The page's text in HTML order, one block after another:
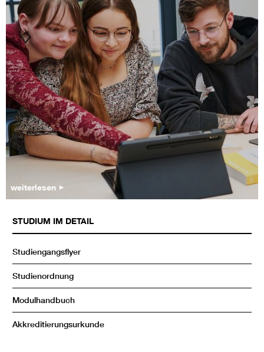
weiterlesen
STUDIUM IM DETAIL
Studiengangsflyer
Studienordnung
Modulhandbuch
Akkreditierungsurkunde